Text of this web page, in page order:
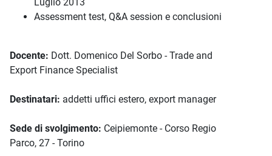
Assessment test, Q&A session e conclusioni
Docente: Dott. Domenico Del Sorbo - Trade and
Export Finance Specialist
Destinatari: addetti uffici estero, export manager
Sede di svolgimento: Ceipiemonte - Corso Regio
Parco, 27 - Torino